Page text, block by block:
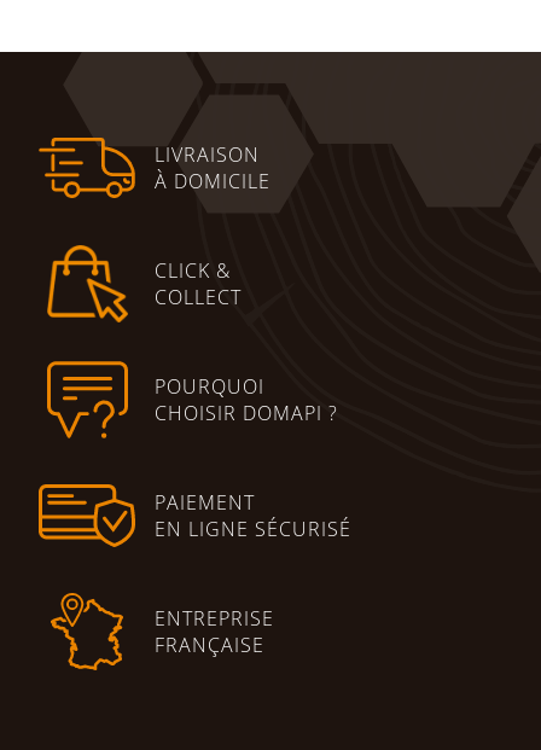
LIVRAISON
À DOMICILE
CLICK &
COLLECT
POURQUOI
CHOISIR DOMAPI ?
PAIEMENT
EN LIGNE SÉCURISÉ
ENTREPRISE
FRANÇAISE